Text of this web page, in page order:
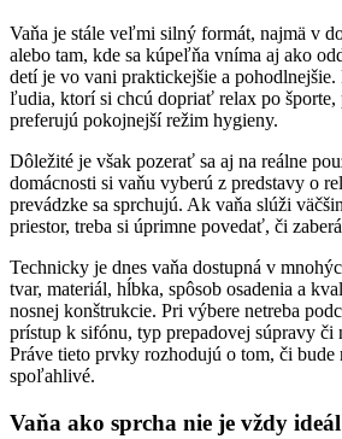
Vaňa je stále veľmi silný formát, najmä v
alebo tam, kde sa kúpeľňa vníma aj ako
detí je vo vani praktickejšie a
ľudia, ktorí si chcú dopriať relax po športe,
preferujú pokojnejší režim hygieny.
Dôležité je však pozerať sa aj na reálne
domácnosti si vaňu vyberú z predstavy o
prevádzke sa sprchujú. Ak vaňa slúži
priestor, treba si úprimne povedať, či
Technicky je dnes vaňa dostupná v
tvar, materiál, hĺbka, spôsob osadenia a
nosnej konštrukcie. Pri výbere netreba
prístup k sifónu, typ prepadovej súpravy či
Práve tieto prvky rozhodujú o tom, či bude
spoľahlivé.
Vaňa ako sprcha nie je vždy ideál